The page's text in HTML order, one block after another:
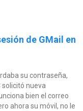
de GMail en
su contraseña,
solicitó nueva
bien el correo
ahora su móvil, no le